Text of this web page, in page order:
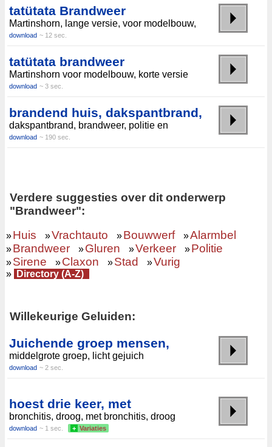
tatütata Brandweer
Martinshorn, lange versie, voor modelbouw,
download ~ 12 sec.
tatütata brandweer
Martinshorn voor modelbouw, korte versie
download ~ 3 sec.
brandend huis, dakspantbrand,
dakspantbrand, brandweer, politie en
download ~ 190 sec.
Verdere suggesties over dit onderwerp
"Brandweer":
»Huis »Vrachtauto »Bouwwerf »Alarmbel
»Brandweer »Gluren »Verkeer »Politie
»Sirene »Claxon »Stad »Vurig
» Directory (A-Z)
Willekeurige Geluiden:
Juichende groep mensen,
middelgrote groep, licht gejuich
download ~ 2 sec.
hoest drie keer, met
bronchitis, droog, met bronchitis, droog
download ~ 1 sec. + Variaties